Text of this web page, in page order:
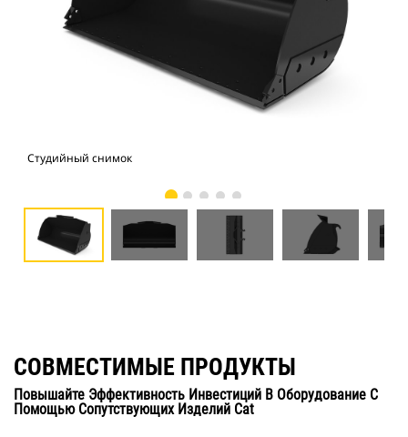
Студийный снимок
СОВМЕСТИМЫЕ ПРОДУКТЫ
Повышайте Эффективность Инвестиций В Оборудование С
Помощью Сопутствующих Изделий Cat